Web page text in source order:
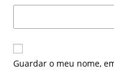
Guardar o meu nome,